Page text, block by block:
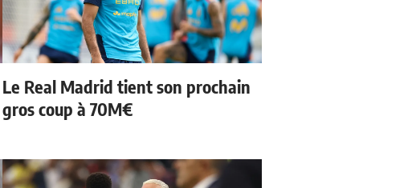
Le Real Madrid tient son prochain
gros coup à 70M€